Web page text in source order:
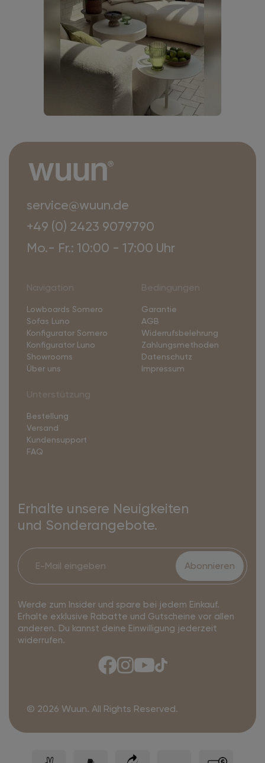
service@wuun.de
+49 (0) 2423 9079790
Mo.- Fr.: 10:00 - 17:00 Uhr
Lowboards Somero
Sofas Luno
Konfigurator Somero
Konfigurator Luno
Showrooms
Über uns
Garantie
AGB
Widerrufsbelehrung
Zahlungsmethoden
Datenschutz
Impressum
Bestellung
Versand
Kundensupport
FAQ
Erhalte unsere Neuigkeiten
und Sonderangebote.
Abonnieren
Werde zum Insider und spare bei jedem Einkauf.
Erhalte exklusive Rabatte und Gutscheine vor allen
anderen. Du kannst deine Einwilligung jederzeit
widerrufen.
© 2026 Wuun. All Rights Reserved.